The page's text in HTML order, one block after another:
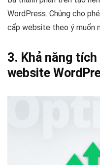
WordPress. Chúng cho
cấp website theo ý muốn
3. Khả năng tích
website